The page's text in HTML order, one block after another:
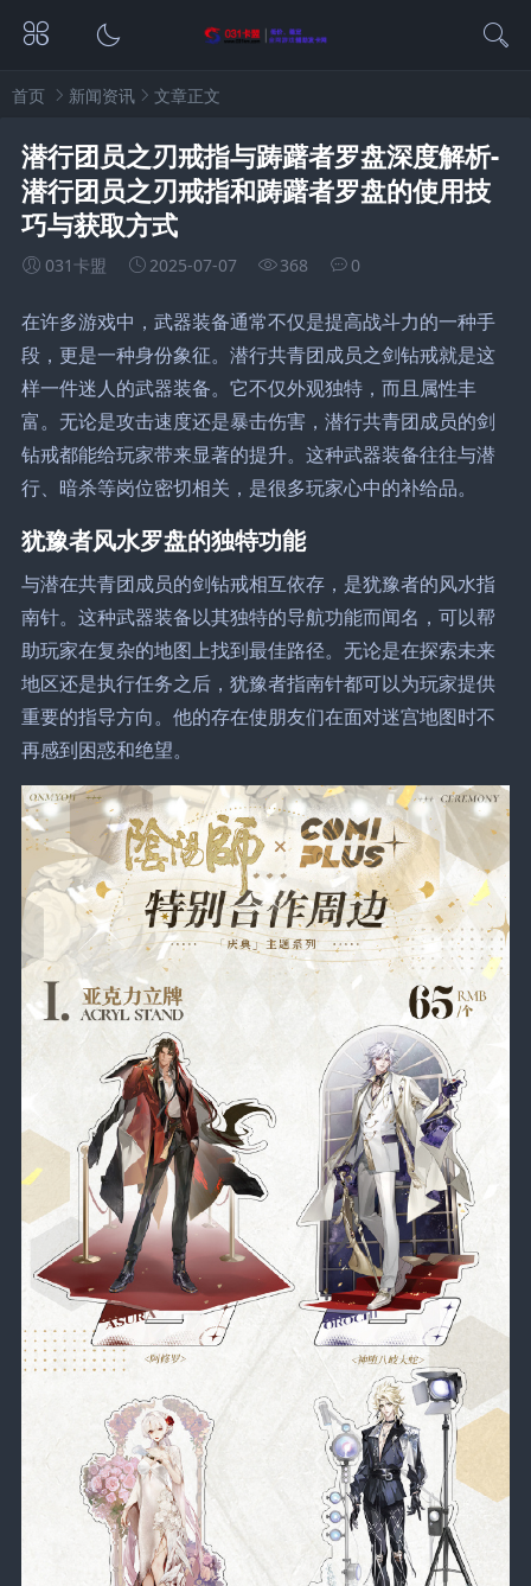
首页 新闻资讯 文章正文
潜行团员之刃戒指与踌躇者罗盘深度解析-
潜行团员之刃戒指和踌躇者罗盘的使用技
巧与获取方式
031卡盟 2025-07-07 368 0
在许多游戏中，武器装备通常不仅是提高战斗力的一种手
段，更是一种身份象征。潜行共青团成员之剑钻戒就是这
样一件迷人的武器装备。它不仅外观独特，而且属性丰
富。无论是攻击速度还是暴击伤害，潜行共青团成员的剑
钻戒都能给玩家带来显著的提升。这种武器装备往往与潜
行、暗杀等岗位密切相关，是很多玩家心中的补给品。
犹豫者风水罗盘的独特功能
与潜在共青团成员的剑钻戒相互依存，是犹豫者的风水指
南针。这种武器装备以其独特的导航功能而闻名，可以帮
助玩家在复杂的地图上找到最佳路径。无论是在探索未来
地区还是执行任务之后，犹豫者指南针都可以为玩家提供
重要的指导方向。他的存在使朋友们在面对迷宫地图时不
再感到困惑和绝望。